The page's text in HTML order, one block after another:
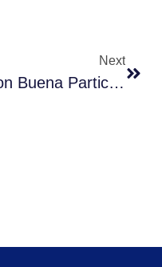
Next
Con Buena Participación Se Realizó La Segunda Semana De Vida Saludable En La Comunidad Cervantina